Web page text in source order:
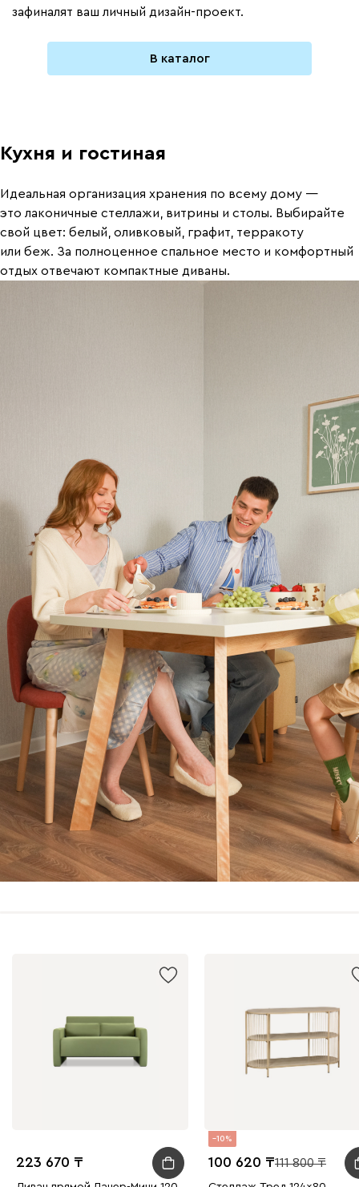
зафиналят ваш личный дизайн-проект.
В каталог
Кухня и гостиная
Идеальная организация хранения по всему дому —
это лаконичные стеллажи, витрины и столы. Выбирайте
свой цвет: белый, оливковый, графит, терракоту
или беж. За полноценное спальное место и комфортный
отдых отвечают компактные диваны.
223 670
10
100 620 111 800